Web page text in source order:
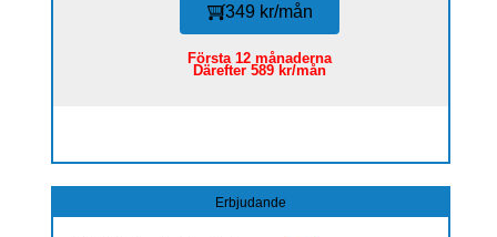
349 kr/mån
Första 12 månaderna
Därefter 589 kr/mån
Erbjudande